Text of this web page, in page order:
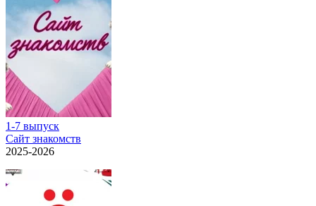
1-7 выпуск
Сайт знакомств
2025-2026